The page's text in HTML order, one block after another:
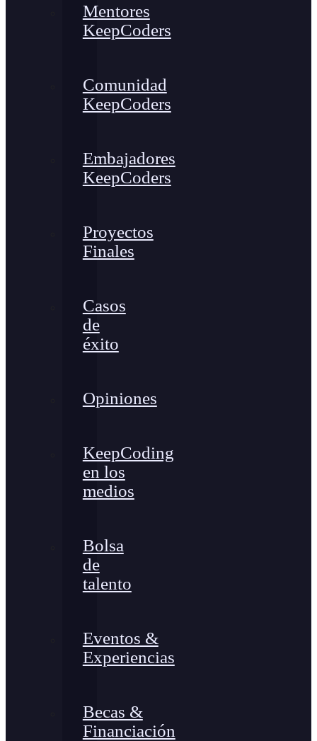
Mentores
KeepCoders
Comunidad
KeepCoders
Embajadores
KeepCoders
Proyectos
Finales
Casos
de
éxito
Opiniones
KeepCoding
en los
medios
Bolsa
de
talento
Eventos &
Experiencias
Becas &
Financiación